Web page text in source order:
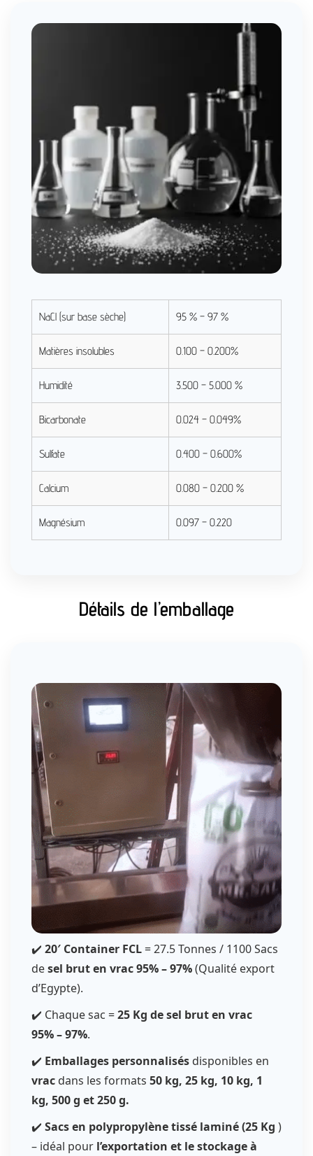
NaCl (sur base sèche) 95 % – 97 %
Matières insolubles 0.100 – 0.200%
Humidité 3.500 – 5.000 %
Bicarbonate 0.024 – 0.049%
Sulfate 0.400 – 0.600%
Calcium 0.080 – 0.200 %
Magnésium 0.097 – 0.220
Détails de l’emballage
✔️ 20′ Container FCL = 27.5 Tonnes / 1100 Sacs
desel brut en vrac 95% – 97%(Qualité export
d’Egypte).
✔️ Chaque sac =25 Kg de sel brut en vrac
95% – 97%.
✔️ Emballages personnalisés disponibles en
vrac dans les formats 50 kg, 25 kg, 10 kg, 1
kg, 500 g et 250 g.
✔️ Sacs en polypropylène tissé laminé (25 Kg )
– idéal pour l’exportation et le stockage à